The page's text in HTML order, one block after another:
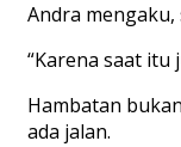
Andra
“Karena saat
Hambatan
ada jalan.